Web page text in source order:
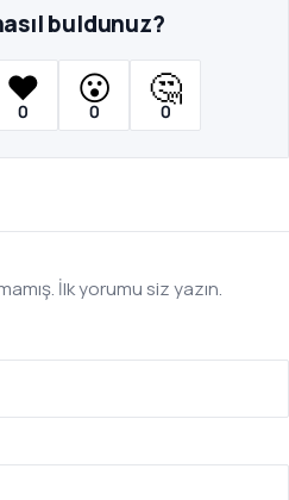
buldunuz?
❤️
0
😮
0
🤔
0
İlk yorumu siz yazın.